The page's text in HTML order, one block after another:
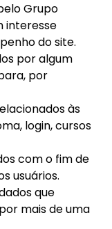
Grupo
interesse
do site.
por algum
por
às
login, cursos
com o fim de
usuários.
que
mais de uma